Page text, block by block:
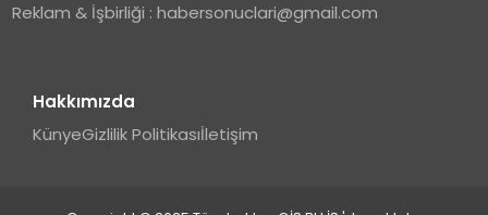
Reklam & İşbirliği :habersonuclari@gmail.com
Hakkımızda
KünyeGizlilik Politikasıİletişim